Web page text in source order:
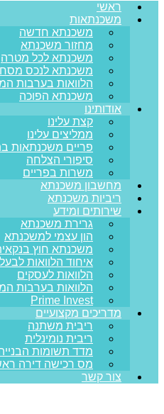
ראשי
משכנתאות
משכנתא חדשה
מחזור משכנתא
משכנתא לכל מטרה
משכנתא לנכס
הלוואות בערבות
משכנתא הפוכה
אודותינו
קצת עלינו
ממליצים עלינו
פריים משכנתאות
סיפורי הצלחה
משרות בפריים
מחשבון משכנתא
ריביות משכנתא
שירותים ומידע
גרירת משכנתא
הון עצמי למשכנתא
משכנתא חוץ
איחוד הלוואות
הלוואות לעסקים
הלוואות בערבות
Prime Invest
מדריכים מקצועיים
ריבית משתנה
ריבית נומינלית
מדד תשומות הבנייה
מס רכישה דירה
צור קשר